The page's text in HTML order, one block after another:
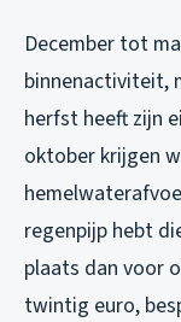
December tot
binnenactiviteit,
herfst heeft zijn
oktober krijgen
regenpijp hebt
plaats dan voor
twintig euro,